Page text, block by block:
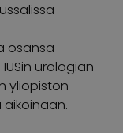
osansa
urologian
yliopiston
aikoinaan.